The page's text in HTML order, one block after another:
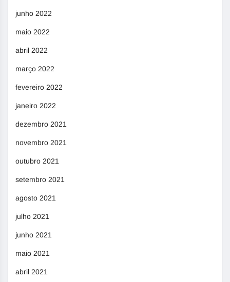
junho 2022
maio 2022
abril 2022
março 2022
fevereiro 2022
janeiro 2022
dezembro 2021
novembro 2021
outubro 2021
setembro 2021
agosto 2021
julho 2021
junho 2021
maio 2021
abril 2021